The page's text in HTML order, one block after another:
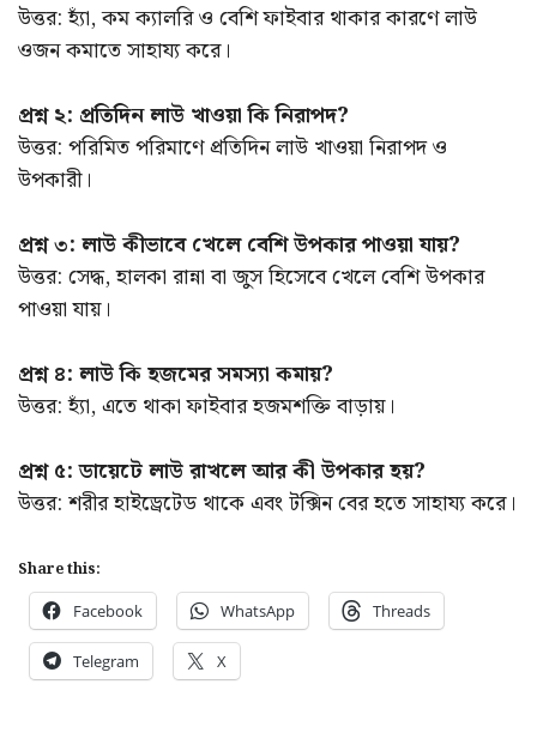
উত্তর: হ্যাঁ, কম ক্যালরি ও বেশি ফাইবার থাকার কারণে লাউ
ওজন কমাতে সাহায্য করে।
প্রশ্ন ২: প্রতিদিন লাউ খাওয়া কি নিরাপদ?
উত্তর: পরিমিত পরিমাণে প্রতিদিন লাউ খাওয়া নিরাপদ ও
উপকারী।
প্রশ্ন ৩: লাউ কীভাবে খেলে বেশি উপকার পাওয়া যায়?
উত্তর: সেদ্ধ, হালকা রান্না বা জুস হিসেবে খেলে বেশি উপকার
পাওয়া যায়।
প্রশ্ন ৪: লাউ কি হজমের সমস্যা কমায়?
উত্তর: হ্যাঁ, এতে থাকা ফাইবার হজমশক্তি বাড়ায়।
প্রশ্ন ৫: ডায়েটে লাউ রাখলে আর কী উপকার হয়?
উত্তর: শরীর হাইড্রেটেড থাকে এবং টক্সিন বের হতে সাহায্য করে।
Share this:
Facebook WhatsApp Threads
Telegram X